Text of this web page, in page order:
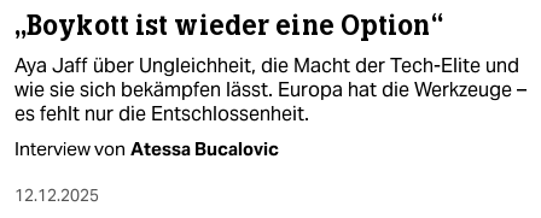
„Boykott ist wieder eine Option“
Aya Jaff über Ungleichheit, die Macht der Tech-Elite und
wie sie sich bekämpfen lässt. Europa hat die Werkzeuge –
es fehlt nur die Entschlossenheit.
Interview von Atessa Bucalovic
12.12.2025